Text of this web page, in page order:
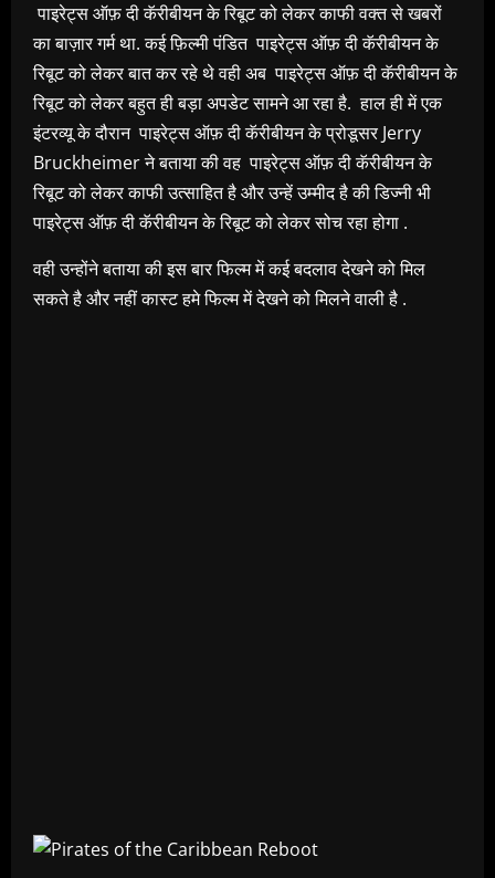
पाइरेट्स ऑफ़ दी कॅरीबीयन के रिबूट को लेकर काफी वक्त से खबरों
का बाज़ार गर्म था. कई फ़िल्मी पंडित पाइरेट्स ऑफ़ दी कॅरीबीयन के
रिबूट को लेकर बात कर रहे थे वही अब पाइरेट्स ऑफ़ दी कॅरीबीयन के
रिबूट को लेकर बहुत ही बड़ा अपडेट सामने आ रहा है. हाल ही में एक
इंटरव्यू के दौरान पाइरेट्स ऑफ़ दी कॅरीबीयन के प्रोडूसर Jerry
Bruckheimer ने बताया की वह पाइरेट्स ऑफ़ दी कॅरीबीयन के
रिबूट को लेकर काफी उत्साहित है और उन्हें उम्मीद है की डिज्नी भी
पाइरेट्स ऑफ़ दी कॅरीबीयन के रिबूट को लेकर सोच रहा होगा .
वही उन्होंने बताया की इस बार फिल्म में कई बदलाव देखने को मिल
सकते है और नहीं कास्ट हमे फिल्म में देखने को मिलने वाली है .